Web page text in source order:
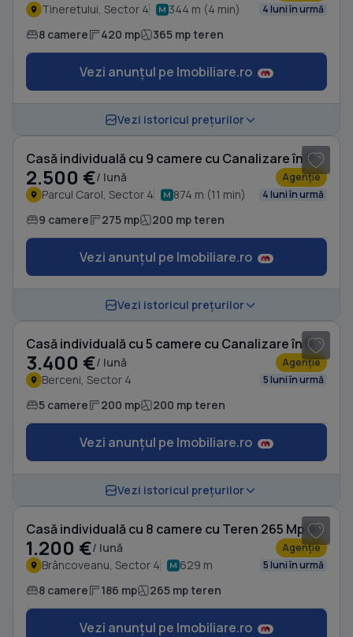
Tineretului, Sector 4 344 m (4 min) 4 luni în urmă
8 camere 420 mp 365 mp teren
Vezi anunțul pe Imobiliare.ro
Vezi istoricul prețurilor
Casă individuală cu 9 camere cu Canalizare în Parcul Carol
2.500 €/ lună Agenție
Parcul Carol, Sector 4 874 m (11 min) 4 luni în urmă
9 camere 275 mp 200 mp teren
Vezi anunțul pe Imobiliare.ro
Vezi istoricul prețurilor
Casă individuală cu 5 camere cu Canalizare în Berceni
3.400 €/ lună Agenție
Berceni, Sector 4 5 luni în urmă
5 camere 200 mp 200 mp teren
Vezi anunțul pe Imobiliare.ro
Vezi istoricul prețurilor
Casă individuală cu 8 camere cu Teren 265 Mp în Brâncoveanu
1.200 €/ lună Agenție
Brâncoveanu, Sector 4 629 m 5 luni în urmă
8 camere 186 mp 265 mp teren
Vezi anunțul pe Imobiliare.ro